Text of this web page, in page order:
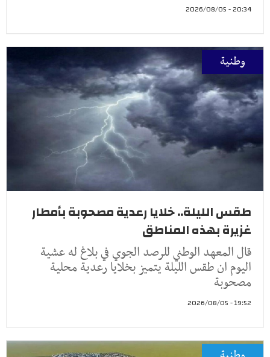
20:34 - 2026/08/05
وطنية
طقس الليلة.. خلايا رعدية مصحوبة بأمطار
غزيرة بهذه المناطق
قال المعهد الوطني للرصد الجوي في بلاغ له عشية
اليوم ان طقس الليلة يتميز بخلايا رعدية محلية
مصحوبة
19:52 - 2026/08/05